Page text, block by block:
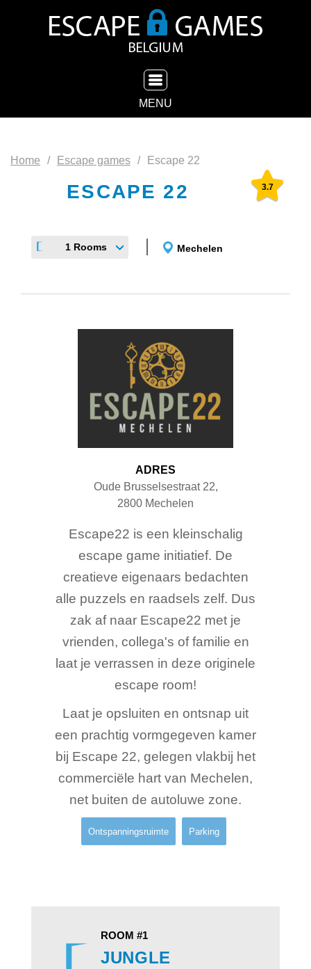
TOGGLE NAVIGATION
MENU
Home Escape games Escape 22
ESCAPE 22 3.7
1 Rooms Mechelen
ADRES
Oude Brusselsestraat 22,
2800 Mechelen
Escape22 is een kleinschalig
escape game initiatief. De
creatieve eigenaars bedachten
alle puzzels en raadsels zelf. Dus
zak af naar Escape22 met je
vrienden, collega's of familie en
laat je verrassen in deze originele
escape room!
Laat je opsluiten en ontsnap uit
een prachtig vormgegeven kamer
bij Escape 22, gelegen vlakbij het
commerciële hart van Mechelen,
net buiten de autoluwe zone.
Ontspanningsruimte Parking
ROOM #1
JUNGLE